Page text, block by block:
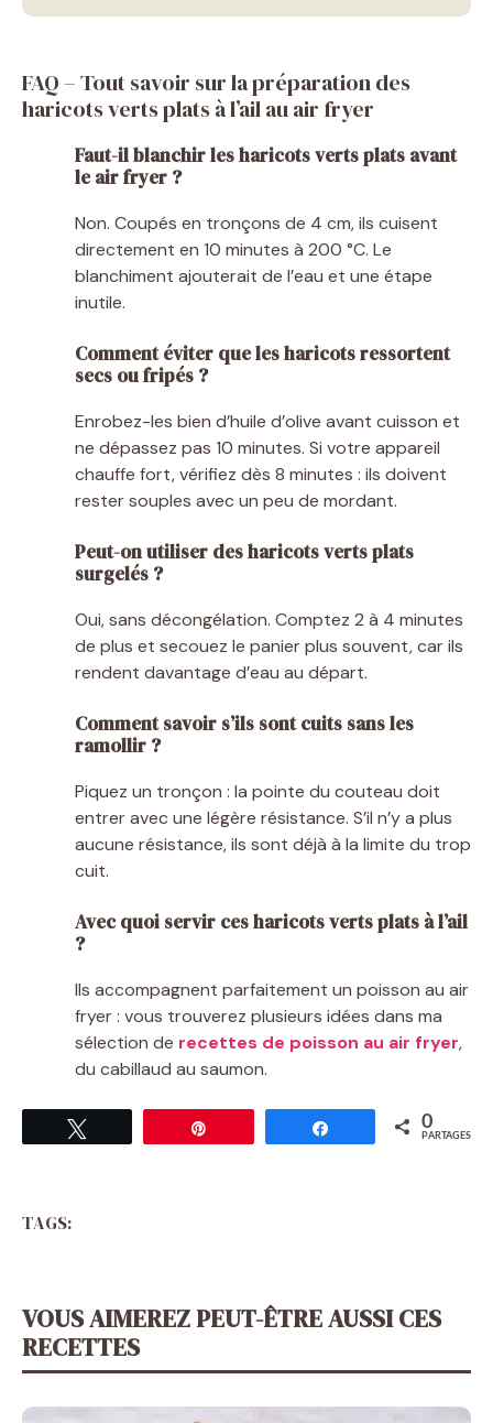
FAQ – Tout savoir sur la préparation des
haricots verts plats à l’ail au air fryer
Faut-il blanchir les haricots verts plats avant
le air fryer ?
Non. Coupés en tronçons de 4 cm, ils cuisent
directement en 10 minutes à 200 °C. Le
blanchiment ajouterait de l’eau et une étape
inutile.
Comment éviter que les haricots ressortent
secs ou fripés ?
Enrobez-les bien d’huile d’olive avant cuisson et
ne dépassez pas 10 minutes. Si votre appareil
chauffe fort, vérifiez dès 8 minutes : ils doivent
rester souples avec un peu de mordant.
Peut-on utiliser des haricots verts plats
surgelés ?
Oui, sans décongélation. Comptez 2 à 4 minutes
de plus et secouez le panier plus souvent, car ils
rendent davantage d’eau au départ.
Comment savoir s’ils sont cuits sans les
ramollir ?
Piquez un tronçon : la pointe du couteau doit
entrer avec une légère résistance. S’il n’y a plus
aucune résistance, ils sont déjà à la limite du trop
cuit.
Avec quoi servir ces haricots verts plats à l’ail
?
Ils accompagnent parfaitement un poisson au air
fryer : vous trouverez plusieurs idées dans ma
sélection de recettes de poisson au air fryer,
du cabillaud au saumon.
Partagez 0
PARTAGES
TAGS:
VOUS AIMEREZ PEUT-ÊTRE AUSSI CES
RECETTES